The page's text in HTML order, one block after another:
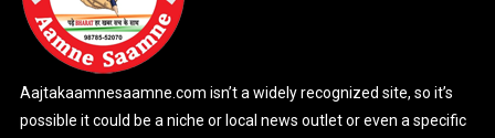
Aajtakaamnesaamne.com isn’t a widely recognized site, so it’s
possible it could be a niche or local news outlet or even a specific